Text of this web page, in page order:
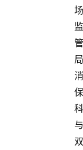
场
监
管
局
消
保
科
与
双